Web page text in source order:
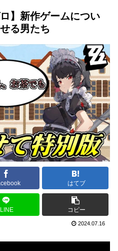
】新作ゲームについ
る男たち
はてブ
LINE コピー
2024.07.16